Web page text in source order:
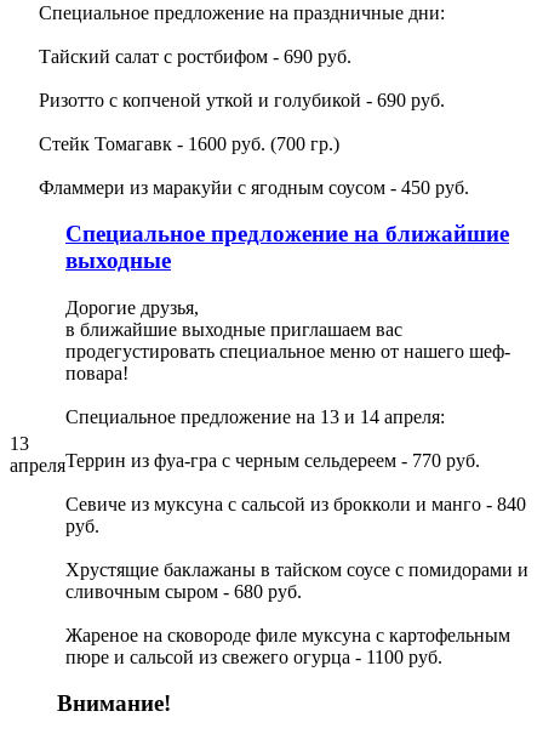
Специальное предложение на праздничные дни:
Тайский салат с ростбифом - 690 руб.
Ризотто с копченой уткой и голубикой - 690 руб.
Стейк Томагавк - 1600 руб. (700 гр.)
Фламмери из маракуйи с ягодным соусом - 450 руб.
13
апреля
Специальное предложение на ближайшие
выходные
Дорогие друзья,
в ближайшие выходные приглашаем вас
продегустировать специальное меню от нашего шеф-
повара!
Специальное предложение на 13 и 14 апреля:
Террин из фуа-гра с черным сельдереем - 770 руб.
Севиче из муксуна с сальсой из брокколи и манго - 840
руб.
Хрустящие баклажаны в тайском соусе с помидорами и
сливочным сыром - 680 руб.
Жареное на сковороде филе муксуна с картофельным
пюре и сальсой из свежего огурца - 1100 руб.
Внимание!